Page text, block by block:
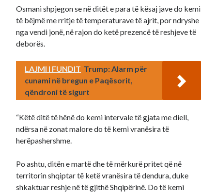
Osmani shpjegon se në ditët e para të kësaj jave do kemi
të bëjmë me rritje të temperaturave të ajrit, por ndryshe
nga vendi jonë, në rajon do ketë prezencë të reshjeve të
deborës.
LAJMI I FUNDIT Trump: Alarm për
cunami në bregun e Paqësorit,
qëndroni të sigurt
“Këtë ditë të hënë do kemi intervale të gjata me diell,
ndërsa në zonat malore do të kemi vranësira të
herëpashershme.
Po ashtu, ditën e martë dhe të mërkurë pritet që në
territorin shqiptar të ketë vranësira të dendura, duke
shkaktuar reshje në të gjithë Shqipërinë. Do të kemi